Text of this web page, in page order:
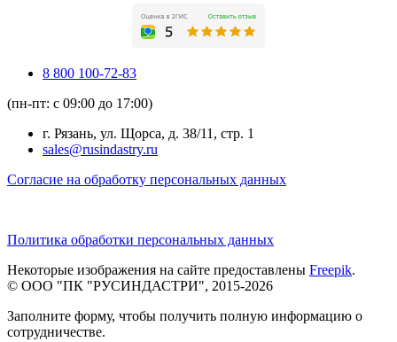
8 800 100-72-83
(пн-пт: с 09:00 до 17:00)
г. Рязань, ул. Щорса, д. 38/11, стр. 1
sales@rusindastry.ru
Согласие на обработку персональных данных
Политика обработки персональных данных
Некоторые изображения на сайте предоставлены Freepik.
© ООО "ПК "РУСИНДАСТРИ", 2015-2026
Заполните форму, чтобы получить полную информацию о
сотрудничестве.